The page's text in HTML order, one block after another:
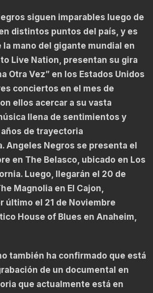
siguen imparables luego de
distintos puntos del país, y es
la mano del gigante mundial en
Live Nation, presentan su gira
Otra Vez” en los Estados Unidos
conciertos en el mes de
ellos acercar a su vasta
llena de sentimientos y
de trayectoria
Angeles Negros se presenta el
en The Belasco, ubicado en Los
Luego, llegarán el 20 de
Magnolia en El Cajon,
último el 21 de Noviembre
House of Blues en Anaheim,
también ha confirmado que está
de un documental en
que actualmente está en